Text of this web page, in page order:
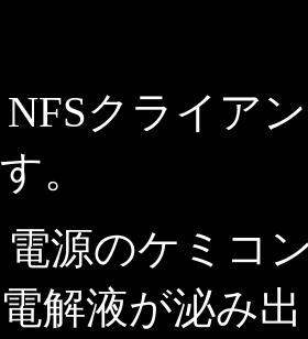
NFSクライア
。
電源のケミコ
解液が泌み